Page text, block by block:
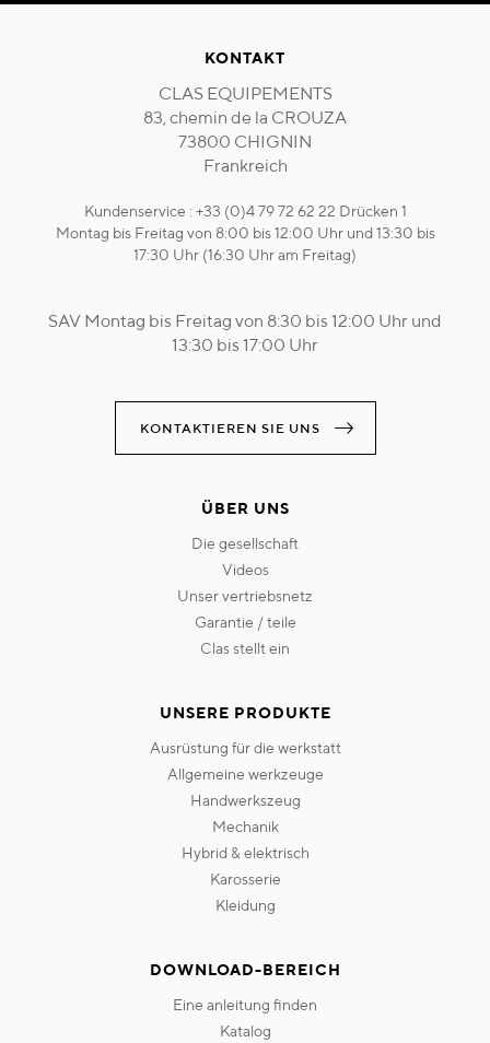
KONTAKT
CLAS EQUIPEMENTS
83, chemin de la CROUZA
73800 CHIGNIN
Frankreich
Kundenservice : +33 (0)4 79 72 62 22 Drücken 1
Montag bis Freitag von 8:00 bis 12:00 Uhr und 13:30 bis
17:30 Uhr (16:30 Uhr am Freitag)
SAV Montag bis Freitag von 8:30 bis 12:00 Uhr und
13:30 bis 17:00 Uhr
KONTAKTIEREN SIE UNS
ÜBER UNS
die gesellschaft
videos
unser vertriebsnetz
garantie / teile
clas stellt ein
UNSERE PRODUKTE
ausrüstung für die werkstatt
allgemeine werkzeuge
handwerkszeug
mechanik
hybrid & elektrisch
karosserie
kleidung
DOWNLOAD-BEREICH
eine anleitung finden
katalog